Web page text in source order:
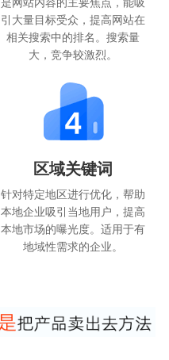
引大量目标受众，提高网站在
相关搜索中的排名。搜索量
大，竞争较激烈。
区域关键词
针对特定地区进行优化，帮助
本地企业吸引当地用户，提高
本地市场的曝光度。适用于有
地域性需求的企业。